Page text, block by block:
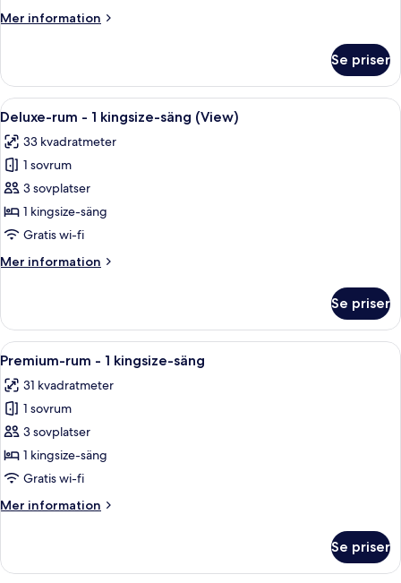
kingsize-
Mer information
Mer
rum
1
säng
Se priser
Öppna
alla
foton
för
Deluxe-
rum
-
kingsize-
Ett hotellrum med en stor säng, ett
6
Deluxe-rum - 1 kingsize-säng (View)
33 kvadratmeter
1 sovrum
3 sovplatser
1 kingsize-säng
Gratis wi-fi
Mer information
Mer
rum
1
säng
(View)
Se priser
Öppna
alla
foton
för
Premium-
rum
-
kingsize-
Ett hotellrum med en stor säng, ett
5
Premium-rum - 1 kingsize-säng
31 kvadratmeter
1 sovrum
3 sovplatser
1 kingsize-säng
Gratis wi-fi
Mer information
Mer
rum
Se priser